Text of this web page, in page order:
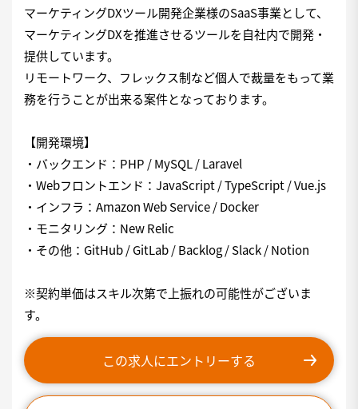
マーケティングDXツール開発企業様のSaaS事業として、
マーケティングDXを推進させるツールを自社内で開発・
提供しています。
リモートワーク、フレックス制など個人で裁量をもって業
務を行うことが出来る案件となっております。
【開発環境】
・バックエンド：PHP / MySQL / Laravel
・Webフロントエンド：JavaScript / TypeScript / Vue.js
・インフラ：Amazon Web Service / Docker
・モニタリング：New Relic
・その他：GitHub / GitLab / Backlog / Slack / Notion
※契約単価はスキル次第で上振れの可能性がございま
す。
この求人にエントリーする